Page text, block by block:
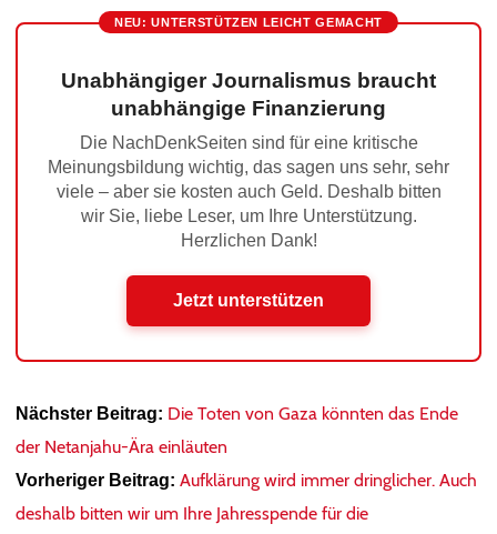
NEU: UNTERSTÜTZEN LEICHT GEMACHT
Unabhängiger Journalismus braucht
unabhängige Finanzierung
Die NachDenkSeiten sind für eine kritische
Meinungsbildung wichtig, das sagen uns sehr, sehr
viele – aber sie kosten auch Geld. Deshalb bitten
wir Sie, liebe Leser, um Ihre Unterstützung.
Herzlichen Dank!
Jetzt unterstützen
Nächster Beitrag: Die Toten von Gaza könnten das Ende
der Netanjahu-Ära einläuten
Vorheriger Beitrag: Aufklärung wird immer dringlicher. Auch
deshalb bitten wir um Ihre Jahresspende für die